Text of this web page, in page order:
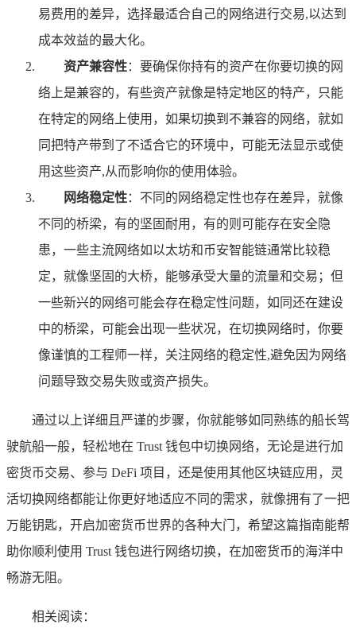
易费用的差异，选择最适合自己的网络进行交易,以达到
成本效益的最大化。
资产兼容性：要确保你持有的资产在你要切换的网
络上是兼容的，有些资产就像是特定地区的特产，只能
在特定的网络上使用，如果切换到不兼容的网络，就如
同把特产带到了不适合它的环境中，可能无法显示或使
用这些资产,从而影响你的使用体验。
网络稳定性：不同的网络稳定性也存在差异，就像
不同的桥梁，有的坚固耐用，有的则可能存在安全隐
患，一些主流网络如以太坊和币安智能链通常比较稳
定，就像坚固的大桥，能够承受大量的流量和交易；但
一些新兴的网络可能会存在稳定性问题，如同还在建设
中的桥梁，可能会出现一些状况，在切换网络时，你要
像谨慎的工程师一样，关注网络的稳定性,避免因为网络
问题导致交易失败或资产损失。
通过以上详细且严谨的步骤，你就能够如同熟练的船长驾
驶航船一般，轻松地在 Trust 钱包中切换网络，无论是进行加
密货币交易、参与 DeFi 项目，还是使用其他区块链应用，灵
活切换网络都能让你更好地适应不同的需求，就像拥有了一把
万能钥匙，开启加密货币世界的各种大门，希望这篇指南能帮
助你顺利使用 Trust 钱包进行网络切换，在加密货币的海洋中
畅游无阻。
相关阅读：